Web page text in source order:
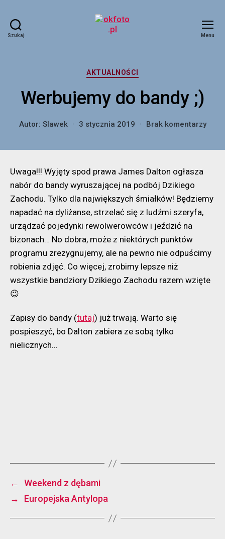
Szukaj Menu
Kategorie
AKTUALNOŚCI
Werbujemy do bandy ;)
Autor: Slawek 3 stycznia 2019 Brak komentarzydo
Uwaga!!! Wyjęty spod prawa James Dalton ogłasza
nabór do bandy wyruszającej na podbój Dzikiego
Zachodu. Tylko dla największych śmiałków! Będziemy
napadać na dyliżanse, strzelać się z ludźmi szeryfa,
urządzać pojedynki rewolwerowców i jeździć na
bizonach… No dobra, może z niektórych punktów
programu zrezygnujemy, ale na pewno nie odpuścimy
robienia zdjęć. Co więcej, zrobimy lepsze niż
wszystkie bandziory Dzikiego Zachodu razem wzięte
😉
Zapisy do bandy (tutaj) już trwają. Warto się
pospieszyć, bo Dalton zabiera ze sobą tylko
nielicznych…
←
Weekend z dębami
→
Europejska Antylopa